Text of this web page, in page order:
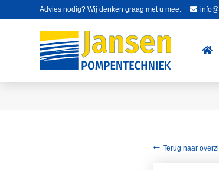
Advies nodig? Wij denken graag met u mee:
Terug naar